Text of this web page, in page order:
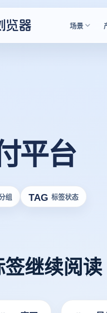
场景
平台
组 TAG 标签状态
继续阅读